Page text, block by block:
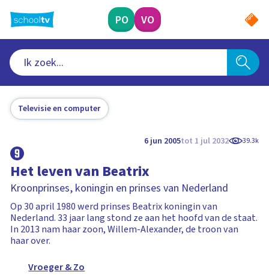
naar
hoofdinhoud
PO VO
Televisie en computer
6 jun 2005tot 1 jul 2032 39.3k
Het leven van Beatrix
Kroonprinses, koningin en prinses van Nederland
Op 30 april 1980 werd prinses Beatrix koningin van
Nederland. 33 jaar lang stond ze aan het hoofd van de staat.
In 2013 nam haar zoon, Willem-Alexander, de troon van
haar over.
Vroeger & Zo